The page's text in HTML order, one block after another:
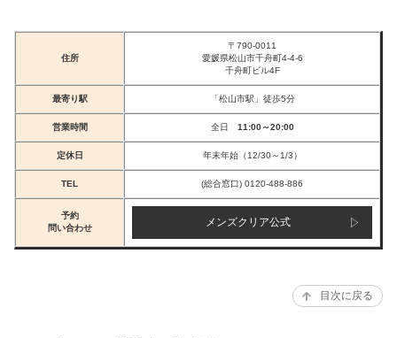
住所
〒790-0011
愛媛県松山市千舟町4-4-6
千舟町ビル4F
最寄り駅 「松山市駅」徒歩5分
営業時間 全日 11:00～20:00
定休日 年末年始（12/30～1/3）
TEL (総合窓口) 0120-488-886
予約
問い合わせ
メンズクリア公式
目次に戻る